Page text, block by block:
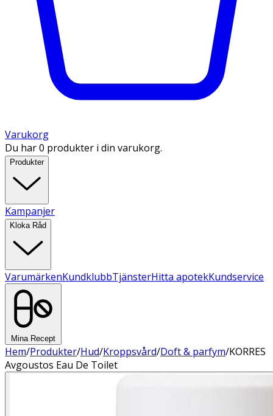
Varukorg
Du har 0 produkter i din varukorg.
Produkter
Kampanjer
Kloka Råd
VarumärkenKundklubbTjänsterHitta apotekKundservice
Mina Recept
Hem/Produkter/Hud/Kroppsvård/Doft & parfym/KORRES
Avgoustos Eau De Toilet